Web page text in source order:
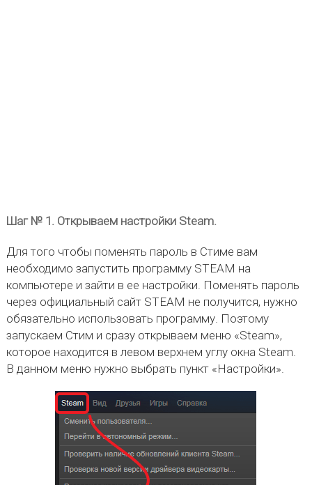
Шаг № 1. Открываем настройки Steam.
Для того чтобы поменять пароль в Стиме вам
необходимо запустить программу STEAM на
компьютере и зайти в ее настройки. Поменять пароль
через официальный сайт STEAM не получится, нужно
обязательно использовать программу. Поэтому
запускаем Стим и сразу открываем меню «Steam»,
которое находится в левом верхнем углу окна Steam.
В данном меню нужно выбрать пункт «Настройки».